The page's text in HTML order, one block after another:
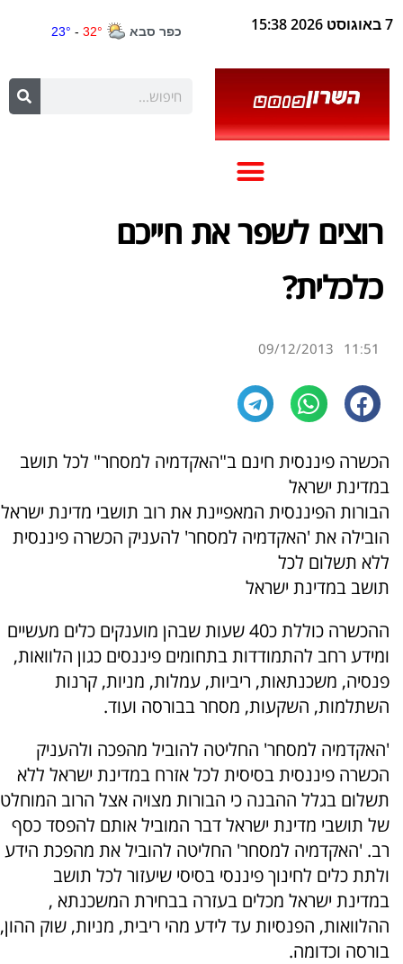
7 באוגוסט 2026 15:38
רוצים לשפר את חייכם
כלכלית?
11:51
09/12/2013
הכשרה פיננסית חינם ב"האקדמיה למסחר" לכל תושב
במדינת ישראל
הבורות הפיננסית המאפיינת את רוב תושבי מדינת ישראל
הובילה את 'האקדמיה למסחר' להעניק הכשרה פיננסית
ללא תשלום לכל
תושב במדינת ישראל
ההכשרה כוללת כ40 שעות שבהן מוענקים כלים מעשיים
ומידע רחב להתמודדות בתחומים פיננסים כגון הלוואות,
פנסיה, משכנתאות, ריביות, עמלות, מניות, קרנות
השתלמות, השקעות, מסחר בבורסה ועוד.
'האקדמיה למסחר' החליטה להוביל מהפכה ולהעניק
הכשרה פיננסית בסיסית לכל אזרח במדינת ישראל ללא
תשלום בגלל ההבנה כי הבורות מצויה אצל הרוב המוחלט
של תושבי מדינת ישראל דבר המוביל אותם להפסד כסף
רב. 'האקדמיה למסחר' החליטה להוביל את מהפכת הידע
ולתת כלים לחינוך פיננסי בסיסי שיעזור לכל תושב
במדינת ישראל מכלים בעזרה בבחירת המשכנתא ,
ההלוואות, הפנסיות עד לידע מהי ריבית, מניות, שוק ההון,
בורסה וכדומה.